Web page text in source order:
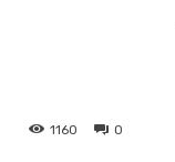
0
1160